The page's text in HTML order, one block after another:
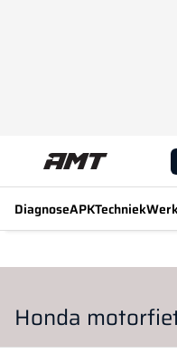
DiagnoseAPKTechniek
Honda